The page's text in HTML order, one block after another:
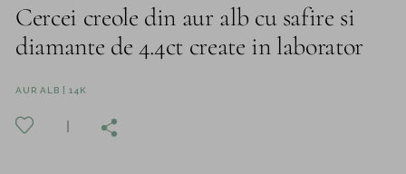
Cercei creole din aur alb cu safire si
diamante de 4.4ct create in laborator
AUR ALB | 14K